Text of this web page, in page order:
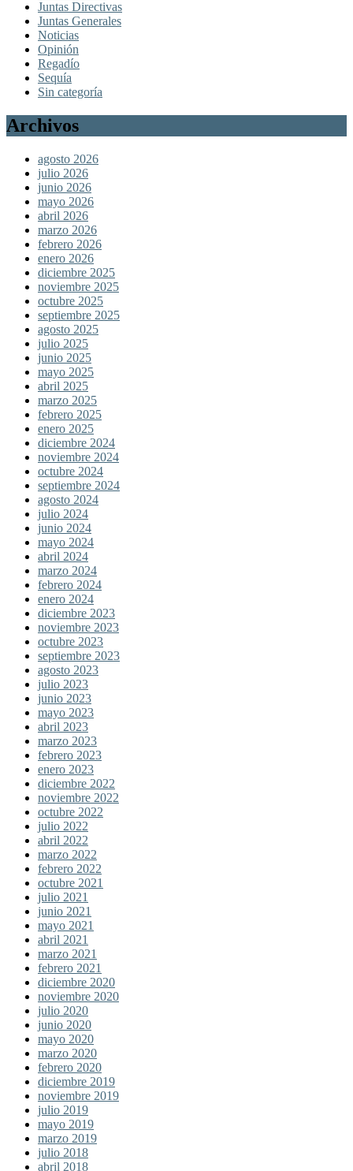
Juntas Directivas
Juntas Generales
Noticias
Opinión
Regadío
Sequía
Sin categoría
Archivos
agosto 2026
julio 2026
junio 2026
mayo 2026
abril 2026
marzo 2026
febrero 2026
enero 2026
diciembre 2025
noviembre 2025
octubre 2025
septiembre 2025
agosto 2025
julio 2025
junio 2025
mayo 2025
abril 2025
marzo 2025
febrero 2025
enero 2025
diciembre 2024
noviembre 2024
octubre 2024
septiembre 2024
agosto 2024
julio 2024
junio 2024
mayo 2024
abril 2024
marzo 2024
febrero 2024
enero 2024
diciembre 2023
noviembre 2023
octubre 2023
septiembre 2023
agosto 2023
julio 2023
junio 2023
mayo 2023
abril 2023
marzo 2023
febrero 2023
enero 2023
diciembre 2022
noviembre 2022
octubre 2022
julio 2022
abril 2022
marzo 2022
febrero 2022
octubre 2021
julio 2021
junio 2021
mayo 2021
abril 2021
marzo 2021
febrero 2021
diciembre 2020
noviembre 2020
julio 2020
junio 2020
mayo 2020
marzo 2020
febrero 2020
diciembre 2019
noviembre 2019
julio 2019
mayo 2019
marzo 2019
julio 2018
abril 2018